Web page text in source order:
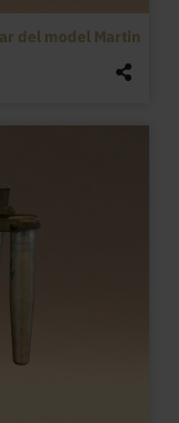
del model Martin